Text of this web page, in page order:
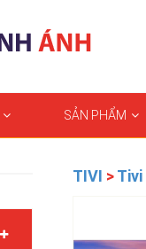
SẢN PHẨM
TIVI >Tivi